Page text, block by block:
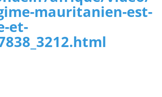
mauritanien-est-
et-